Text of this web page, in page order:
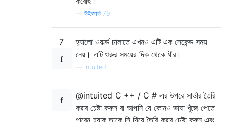
উইজার্ড 79
7
হ্যালো ওয়ার্ল্ড চালাতে এখনও এটি এক সেকেন্ড সময়
নেয়। এটি শুরুর সময়ের দিক থেকে ধীর।
intuited
@intuited C ++ / C # এর উপরে সার্ভার তৈরি
করার চেষ্টা করুন বা আপনি যে কোনও ভাষা খুঁজে পেতে
পারেন হ্যাক তাকে সি দিয়ে তৈরি করার চেষ্টা করুন এবং